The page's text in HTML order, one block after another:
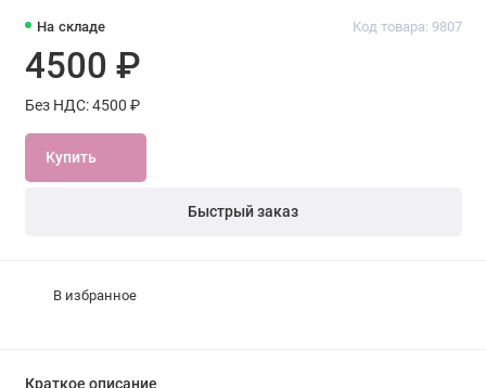
На складе Код товара: 9807
4500 ₽
Без НДС: 4500 ₽
Купить
Быстрый заказ
В избранное
Краткое описание